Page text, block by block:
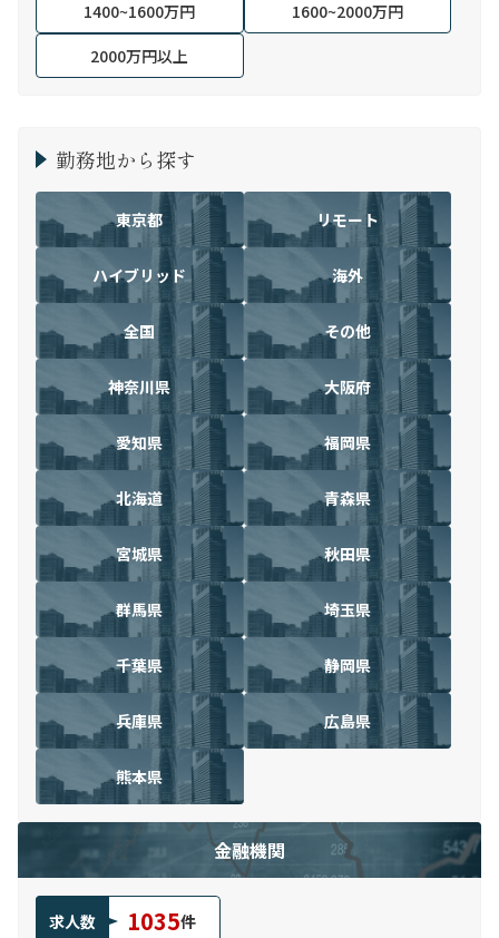
1400~1600万円
1600~2000万円
2000万円以上
勤務地から探す
東京都 リモート
ハイブリッド 海外
全国 その他
神奈川県 大阪府
愛知県 福岡県
北海道 青森県
宮城県 秋田県
群馬県 埼玉県
千葉県 静岡県
兵庫県 広島県
熊本県
金融機関
求人数 1035件